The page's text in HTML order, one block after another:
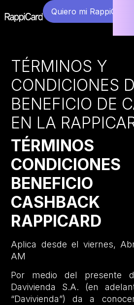
Quiero mi RappiCard
TÉRMINOS Y
CONDICIONES
BENEFICIO DE
EN LA
RAPPICARD
Aplica desde el viernes,
AM
Por medio del presente
Davivienda S.A. (en
“Davivienda”) da a